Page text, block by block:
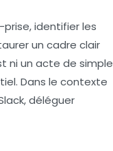
identifier les
un cadre clair
ni un acte de simple
Dans le contexte
déléguer